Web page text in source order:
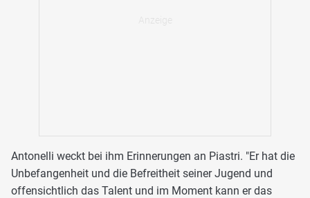
Antonelli weckt bei ihm Erinnerungen an Piastri. "Er hat die
Unbefangenheit und die Befreitheit seiner Jugend und
offensichtlich das Talent und im Moment kann er das